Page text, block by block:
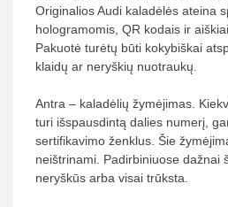
Originalios Audi kaladėlės ateina
hologramomis, QR kodais ir
Pakuotė turėtų būti kokybiškai
klaidų ar neryškių nuotraukų.
Antra – kaladėlių žymėjimas.
turi išspausdintą dalies numerį,
sertifikavimo ženklus. Šie
neištrinami. Padirbiniuose dažnai
neryškūs arba visai trūksta.